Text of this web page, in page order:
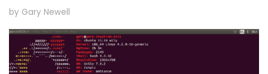
by Gary Newell